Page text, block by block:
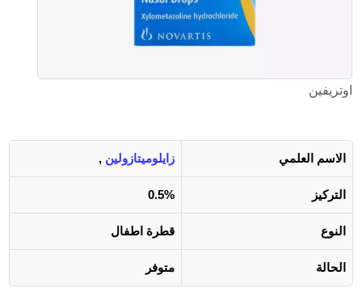
اوتريفين
الاسم العلمي زايلوميتازولين ,
التركيز 0.5%
النوع قطرة اطفال
الحالة متوفر